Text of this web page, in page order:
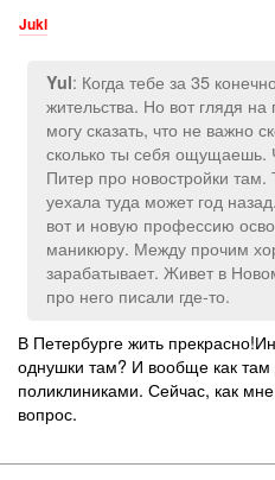
Jukl
Yul: Когда тебе за 35
жительства. Но вот глядя
могу сказать, что не важно
сколько ты себя ощущаешь.
Питер про новостройки там.
уехала туда может год
вот и новую профессию
маникюру. Между прочим
зарабатывает. Живет в
про него писали где-то.
В Петербурге жить
однушки там? И вообще как
поликлиниками. Сейчас, как
вопрос.